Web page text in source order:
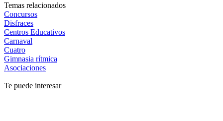
Temas relacionados
Concursos
Disfraces
Centros Educativos
Carnaval
Cuatro
Gimnasia rítmica
Asociaciones
Te puede interesar